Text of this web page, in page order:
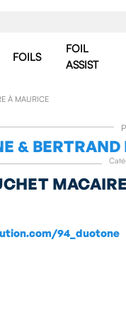
FOILS
FOIL
ASSIST
À MAURICE
&
94_duotone